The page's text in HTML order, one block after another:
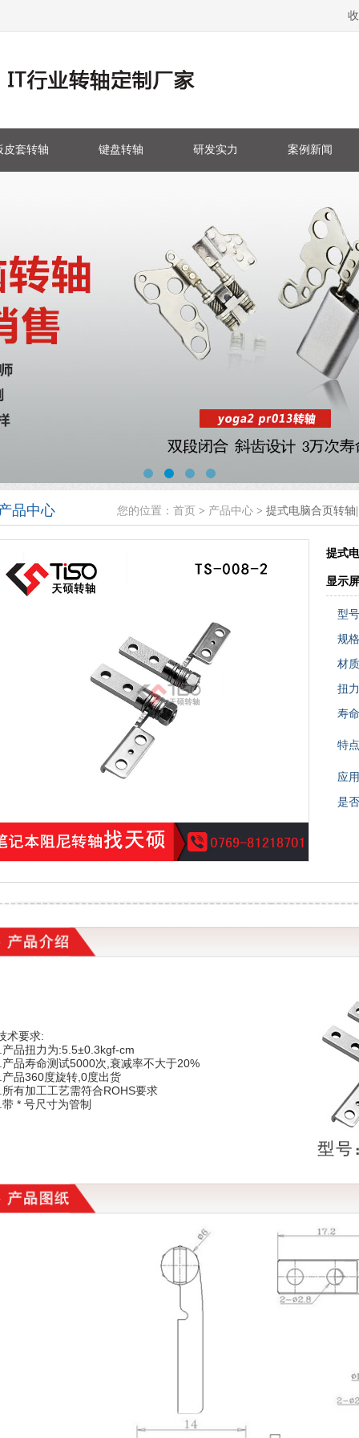
皮套转轴 键盘转轴 研发实力 案例新闻
品中心 您的位置： 首页 > 产品中心 > 提式电脑合页转轴
提式
显示
型
规
材
扭
寿
特
应
是
术要求:
产品扭力为:5.5±0.3kgf-cm
产品寿命测试5000次,衰减率不大于20%
产品360度旋转,0度出货
所有加工工艺需符合ROHS要求
* 号尺寸为管制